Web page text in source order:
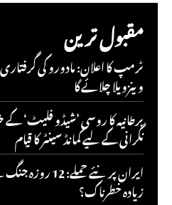
مقبول ترین
ٹرمپ کا اعلان: مادورو کی
وینزویلا چلائے گا
برطانیہ کا روسی ’شیڈو فلیٹ‘
نگرانی کے لیے کمانڈ سینٹر کا قیام
ایران پر نئے
زیادہ خطرناک؟